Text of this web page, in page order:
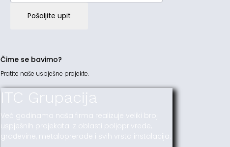
Pošaljite upit
Čime se bavimo?
Pratite naše uspješne projekte.
ITC Grupacija
Već godinama naša firma realizuje veliki broj
uspješnih projekata iz oblasti poljoprivrede,
građevine, metaloprerade i svih vrsta instalacija.